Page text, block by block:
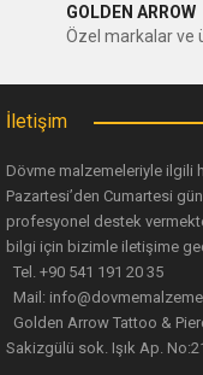
Ürün fiyatı diğer
INKAWAY Pure Pad
GOLDEN ARROW
Özel markalar ve
İletişim
Dövme malzemeleriyle ilgili
Pazartesi’den Cumartesi
profesyonel destek
bilgi için bizimle iletişime
Tel. +90 541 191 20 35
Mail:
Golden Arrow Tattoo &
Sakizgülü sok. Işık Ap.